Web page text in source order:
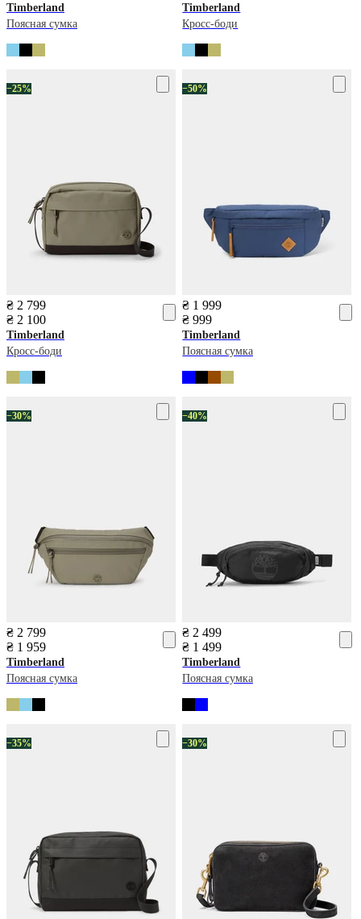
Timberland
Поясная сумка
Timberland
Кросс-боди
−25%
₴ 2 799
₴ 2 100
Timberland
Кросс-боди
−50%
₴ 1 999
₴ 999
Timberland
Поясная сумка
−30%
₴ 2 799
₴ 1 959
Timberland
Поясная сумка
−40%
₴ 2 499
₴ 1 499
Timberland
Поясная сумка
−35% −30%